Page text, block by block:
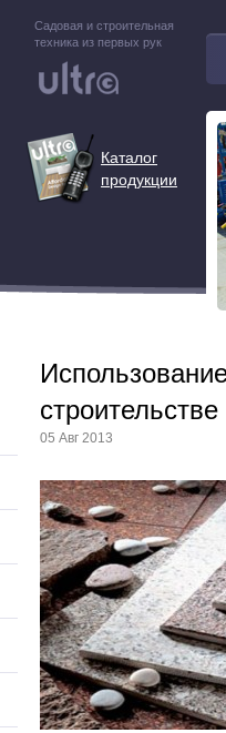
Садовая и строительная
техника из первых рук
Каталог
продукции
строительстве
05 Авг 2013